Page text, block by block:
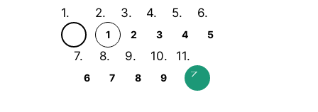
1 2 3 4 5
6 7 8 9